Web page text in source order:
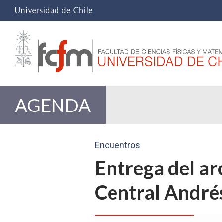
AGENDA
Encuentros
Entrega del
Central